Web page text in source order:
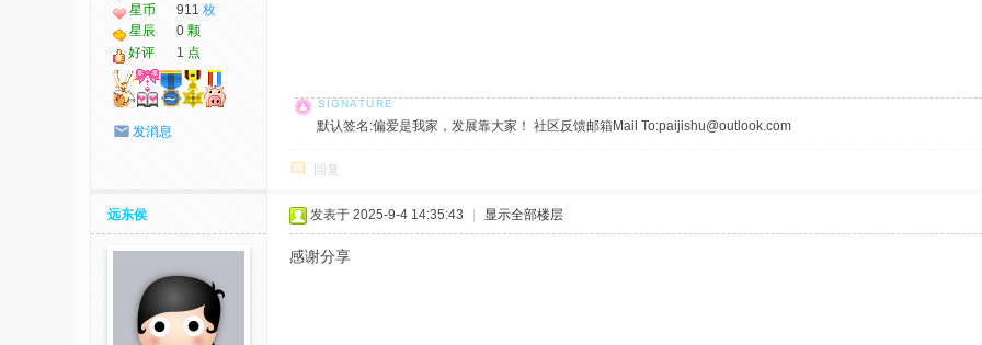
星币
911 枚
星辰
0 颗
好评
1 点
发消息 默认签名:偏爱是我家，发展靠大家！ 社区反馈邮箱Mail To:paijishu@outlook.com
回复
远东侯 发表于 2025-9-4 14:35:43 显示全部楼层
感谢分享